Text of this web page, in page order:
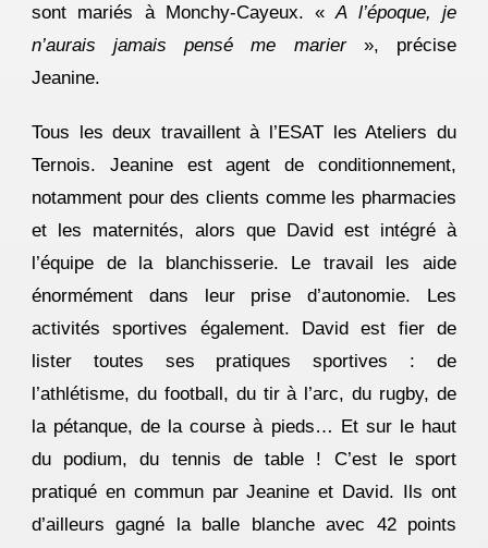
sont mariés à Monchy-Cayeux. « A l’époque, je
n’aurais jamais pensé me marier
», précise
Jeanine.
Tous les deux travaillent à l’ESAT les Ateliers du
Ternois. Jeanine est agent de conditionnement,
notamment pour des clients comme les pharmacies
et les maternités, alors que David est intégré à
l’équipe de la blanchisserie. Le travail les aide
énormément dans leur prise d’autonomie. Les
activités sportives également. David est fier de
lister toutes ses pratiques sportives : de
l’athlétisme, du football, du tir à l’arc, du rugby, de
la pétanque, de la course à pieds… Et sur le haut
du podium, du tennis de table ! C’est le sport
pratiqué en commun par Jeanine et David. Ils ont
d’ailleurs gagné la balle blanche avec 42 points